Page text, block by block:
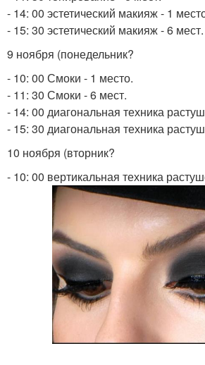
- 14: 00 эстетический макияж - 1
- 15: 30 эстетический макияж - 6 мест.
9 ноября (понедельник?
- 10: 00 Смоки - 1 место.
- 11: 30 Смоки - 6 мест.
- 14: 00 диагональная техника
- 15: 30 диагональная техника
10 ноября (вторник?
- 10: 00 вертикальная техника